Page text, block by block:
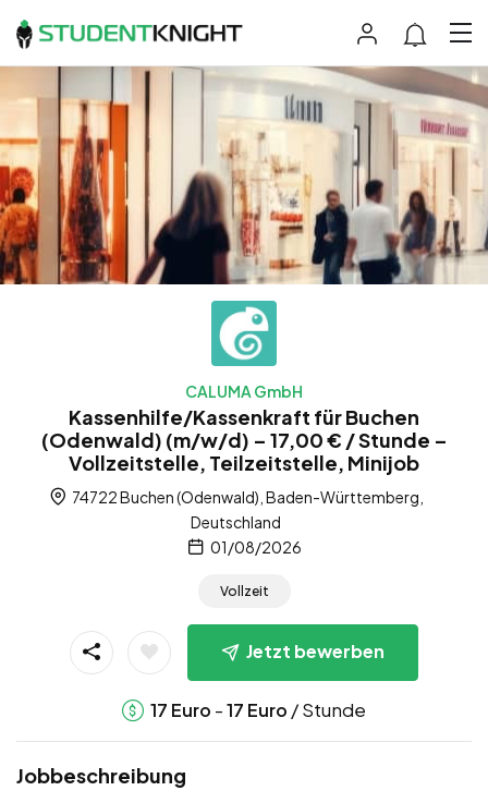
CALUMA GmbH
Kassenhilfe/Kassenkraft für Buchen
(Odenwald) (m/w/d) – 17,00 € / Stunde –
Vollzeitstelle, Teilzeitstelle, Minijob
74722 Buchen (Odenwald), Baden-Württemberg,
Deutschland
01/08/2026
Vollzeit
Jetzt bewerben
17 Euro -17 Euro / Stunde
Jobbeschreibung